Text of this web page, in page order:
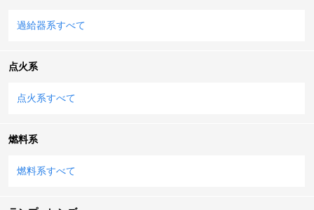
過給器系すべて
点火系
点火系すべて
燃料系
燃料系すべて